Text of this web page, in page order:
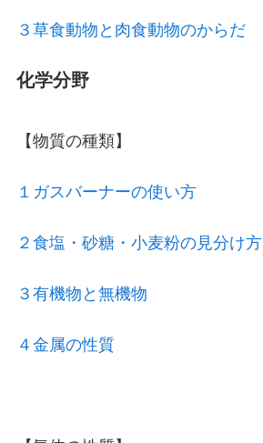
３草食動物と肉食動物のからだ
化学分野
【物質の種類】
１ガスバーナーの使い方
２食塩・砂糖・小麦粉の見分け方
３有機物と無機物
４金属の性質